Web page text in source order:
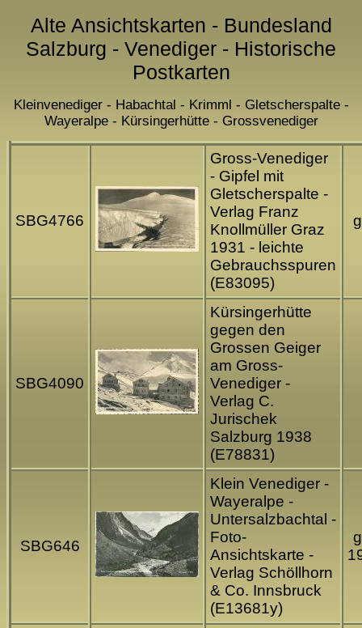
Alte Ansichtskarten - Bundesland
Salzburg - Venediger - Historische
Postkarten
Kleinvenediger - Habachtal - Krimml - Gletscherspalte -
Wayeralpe - Kürsingerhütte - Grossvenediger
SBG4766
Gross-Venediger
- Gipfel mit
Gletscherspalte -
Verlag Franz
Knollmüller Graz
1931 - leichte
Gebrauchsspuren
(E83095)
SBG4090
Kürsingerhütte
gegen den
Grossen Geiger
am Gross-
Venediger -
Verlag C.
Jurischek
Salzburg 1938
(E78831)
SBG646
Klein Venediger -
Wayeralpe -
Untersalzbachtal -
Foto-
Ansichtskarte -
Verlag Schöllhorn
& Co. Innsbruck
(E13681y)